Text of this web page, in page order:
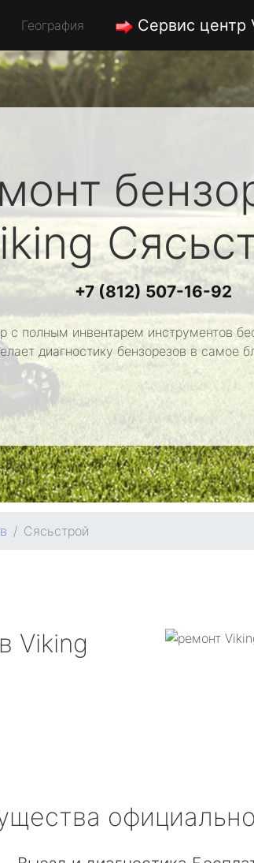
География Сервис центр
+7 (812) 507-16-92
полным инвентарем инструментов
диагностику бензорезов в самое
Сясьстрой
Viking